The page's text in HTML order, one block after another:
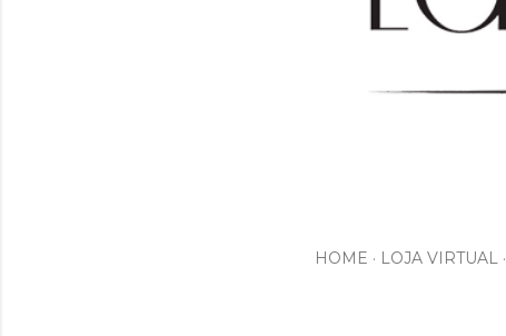
HOME LOJA VIRTUAL